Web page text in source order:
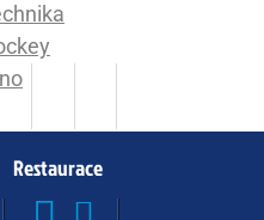
Restaurace